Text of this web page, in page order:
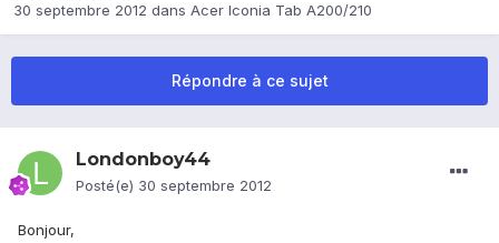
30 septembre 2012 dans Acer Iconia Tab A200/210
Répondre à ce sujet
Londonboy44
Posté(e) 30 septembre 2012
Bonjour,